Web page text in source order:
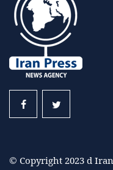
© Copyright 2023 d